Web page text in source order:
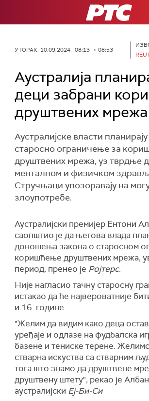
РТС
УТОРАК, 10.09.2024, 08:13 -> 08:53
Аустралија
деци забрани
друштвених мрежа
Аустралијске власти
старосно ограничење за
друштвених мрежа, уз тврдње
менталном и физичком
Стручњаци упозоравају на
злоупотребе.
Аустралијски премијер Ентони
саопштио је да његова влада
доношења закона о старосном
коришћење друштвених мрежа,
период, пренео је Ројтерс.
Није нагласио тачну старосну
истакао да ће највероватније
и 16. године.
"Желим да видим како деца
уређаје и одлазе на фудбалска
базене и тениске терене.
стварна искуства са стварним
тога што знамо да друштвене
друштвену штету", рекао је
аустралијски Еј-Би-Си